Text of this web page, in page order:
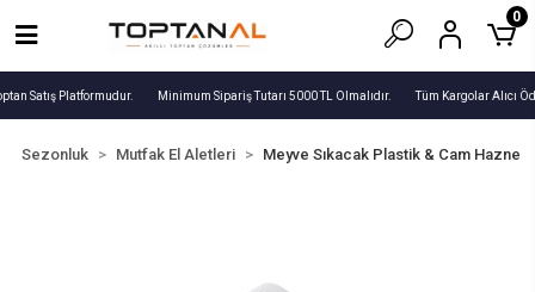
Satış Platformudur. Minimum Sipariş Tutarı 5000 TL Olmalıdır. Tüm Kargolar Alıcı
0
Sezonluk Mutfak El Aletleri Meyve Sıkacak Plastik & Cam Hazne